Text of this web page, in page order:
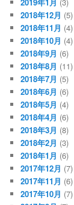
2018年12月 (5)
2018年11月 (4)
2018年10月 (4)
2018年9月 (6)
2018年8月 (11)
2018年7月 (5)
2018年6月 (6)
2018年5月 (4)
2018年4月 (6)
2018年3月 (8)
2018年2月 (3)
2018年1月 (6)
2017年12月 (7)
2017年11月 (6)
2017年10月 (7)